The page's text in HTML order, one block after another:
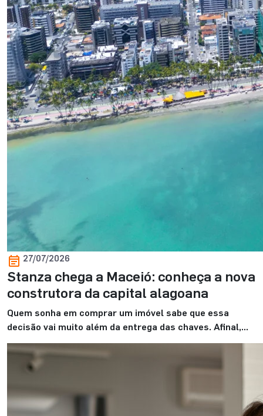
27/07/2026
Stanza chega a Maceió: conheça a nova
construtora da capital alagoana
Quem sonha em comprar um imóvel sabe que essa
decisão vai muito além da entrega das chaves. Afinal,
ela marca o começo de uma nova fase. E, para viver
esse momento com mais tranquilidade, contar com uma
construtora de confiança faz toda a diferença. É
inicia sua […]